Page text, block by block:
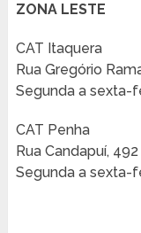
ZONA LESTE
CAT Itaquera
Rua Gregório
Segunda a sexta-
CAT Penha
Rua Candapuí,
Segunda a sexta-